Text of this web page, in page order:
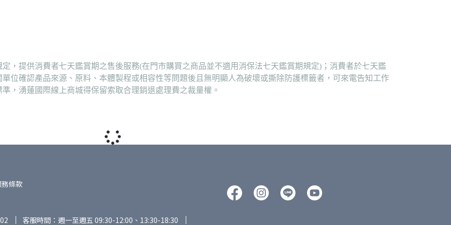
，提供消費者七天鑑賞期之售後服務(在門市購買之商品並不適用消保法七天鑑賞期規定)；消費者於七天鑑
位確認產品來源、原料、本體製程或相容性等問題後且無明顯人為破壞或撕除防護標籤者，可來電告知工作
，湧蓮國際線上商城得保留索取合理銷退處理費之裁量權。
條款
客服時間：週一至週五 09:30-12:00、13:30-18:30